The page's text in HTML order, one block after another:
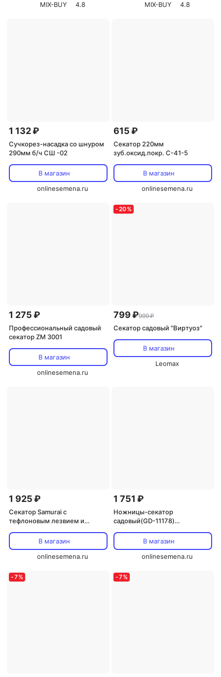
MIX-BUY
4.8
MIX-BUY
4.8
1 132 ₽
Сучкорез-насадка со шнуром
290мм б/ч СШ -02
В магазин
onlinesemena.ru
615 ₽
Секатор 220мм
зуб.оксид.покр. С-41-5
В магазин
onlinesemena.ru
1 275 ₽
Профессиональный садовый
секатор ZM 3001
В магазин
onlinesemena.ru
-20%
799 ₽999 ₽
Секатор садовый "Виртуоз"
В магазин
Leomax
1 925 ₽
Секатор Samurai с
тефлоновым лезвием и
зачистки (IPSMF-46TP)
В магазин
onlinesemena.ru
1 751 ₽
Ножницы-секатор
садовый(GD-11178)
В магазин
onlinesemena.ru
-7% -7%